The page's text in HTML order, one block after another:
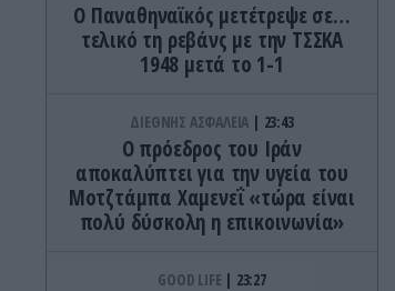
Ο Παναθηναϊκός μετέτρεψε σε…
τελικό τη ρεβάνς με την ΤΣΣΚΑ
1948 μετά το 1-1
ΔΙΕΘΝΗΣ ΑΣΦΑΛΕΙΑ 23:43
Ο πρόεδρος του Ιράν
αποκαλύπτει για την υγεία του
Μοτζτάμπα Χαμενεΐ «τώρα είναι
πολύ δύσκολη η επικοινωνία»
GOOD LIFE 23:27